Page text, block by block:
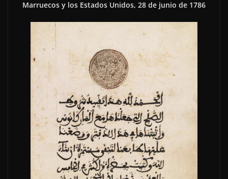
Marruecos y los Estados Unidos, 28 de junio de 1786